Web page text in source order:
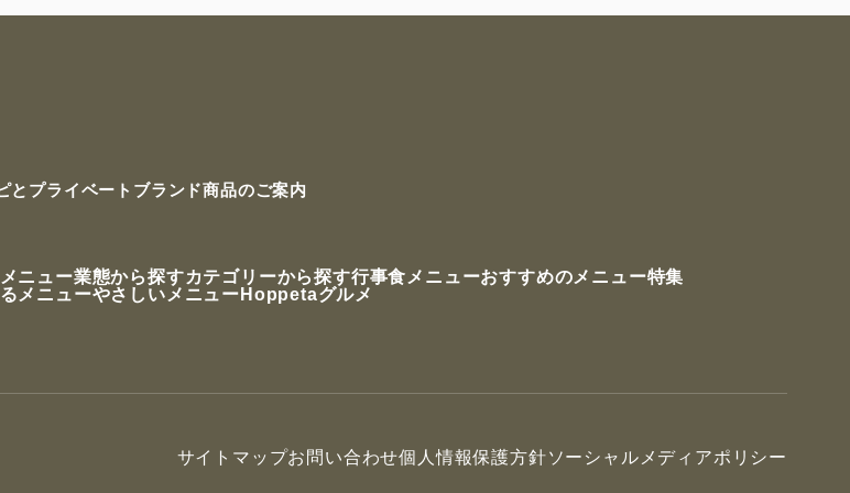
と プライベートブランド商品のご案内
ニュー業態から探すカテゴリーから探す行事食メニューおすすめのメニュー特集
メニューやさしいメニュー Hoppetaグルメ
サイトマップお問い合わせ個人情報保護方針ソーシャルメディアポリシー